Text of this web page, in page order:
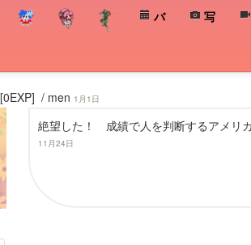
バ 写
[0EXP] / men 1月1日
絶望した！ 成績で人を判断するアメリ
11月24日